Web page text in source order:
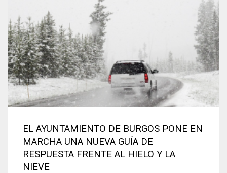
EL AYUNTAMIENTO DE BURGOS PONE EN
MARCHA UNA NUEVA GUÍA DE
RESPUESTA FRENTE AL HIELO Y LA
NIEVE